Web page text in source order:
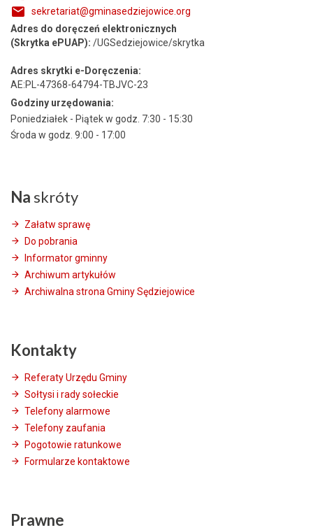
sekretariat@gminasedziejowice.org
Adres do doręczeń elektronicznych
(Skrytka ePUAP): /UGSedziejowice/skrytka
Adres skrytki e-Doręczenia:
AE:PL-47368-64794-TBJVC-23
Godziny urzędowania:
Poniedziałek - Piątek w godz. 7:30 - 15:30
Środa w godz. 9:00 - 17:00
Na skróty
Załatw sprawę
Do pobrania
Informator gminny
Archiwum artykułów
Archiwalna strona Gminy Sędziejowice
Kontakty
Referaty Urzędu Gminy
Sołtysi i rady sołeckie
Telefony alarmowe
Telefony zaufania
Pogotowie ratunkowe
Formularze kontaktowe
Prawne